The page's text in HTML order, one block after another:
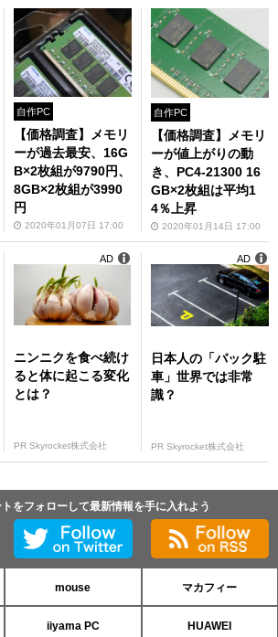
自作PC
【価格調査】メモリ
ーが過去最安、16G
B×2枚組が9790円、
8GB×2枚組が3990
円
2020年01月07日 17:00
自作PC
【価格調査】メモリ
ーが値上がりの動
き、PC4-21300 16
GB×2枚組は平均1
4％上昇
2020年01月14日 17:00
ニンニクを食べ続け
ると体に起こる変化
とは？
PR Skyrocket株式会社
AD
日本人の「バック駐
車」世界では非常
識？
PR Skyrocket株式会社
AD
をフォローして最新情報を手に入れよう
mouse マカフィー
iiyama PC HUAWEI